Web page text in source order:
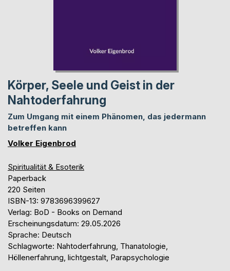
Körper, Seele und Geist in der
Nahtoderfahrung
Zum Umgang mit einem Phänomen, das jedermann
betreffen kann
Volker Eigenbrod
Spiritualität & Esoterik
Paperback
220 Seiten
ISBN-13: 9783696399627
Verlag: BoD - Books on Demand
Erscheinungsdatum: 29.05.2026
Sprache: Deutsch
Schlagworte: Nahtoderfahrung, Thanatologie,
Höllenerfahrung, lichtgestalt, Parapsychologie